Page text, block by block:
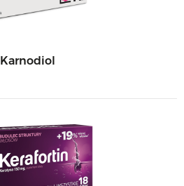
Karnodiol